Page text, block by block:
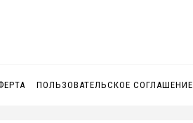
ПОЛЬЗОВАТЕЛЬСКОЕ СОГЛАШЕНИЕ